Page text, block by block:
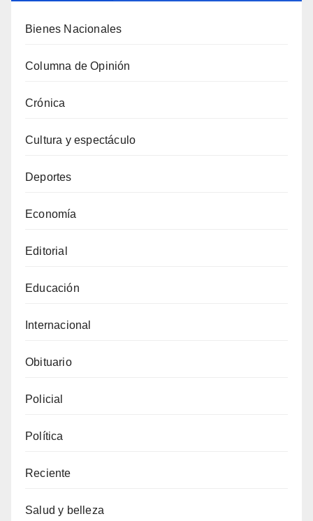
Bienes Nacionales
Columna de Opinión
Crónica
Cultura y espectáculo
Deportes
Economía
Editorial
Educación
Internacional
Obituario
Policial
Política
Reciente
Salud y belleza